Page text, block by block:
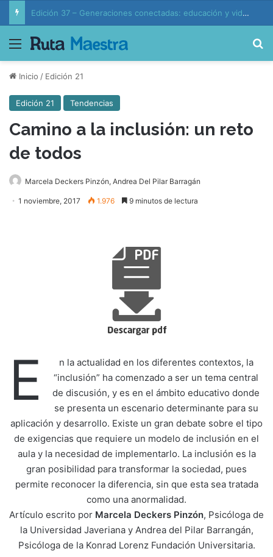
Edición 37 – Generaciones conectadas: educación y vida en la era de la IA
Menú
Inicio / Edición 21
Edición 21 Tendencias
Camino a la inclusión: un reto
de todos
Marcela Deckers Pinzón, Andrea Del Pilar Barragán
1 noviembre, 2017 1.976 9 minutos de lectura
E
n la actualidad en los diferentes contextos, la
“inclusión” ha comenzado a ser un tema central
de discusión, y es en el ámbito educativo donde
se presenta un escenario determinante para su
aplicación y desarrollo. Existe un gran debate sobre el tipo
de exigencias que requiere un modelo de inclusión en el
aula y la necesidad de implementarlo. La inclusión es la
gran posibilidad para transformar la sociedad, pues
permite reconocer la diferencia, sin que esta sea tratada
como una anormalidad.
Artículo escrito por Marcela Deckers Pinzón, Psicóloga de
la Universidad Javeriana y Andrea del Pilar Barrangán,
Psicóloga de la Konrad Lorenz Fundación Universitaria.